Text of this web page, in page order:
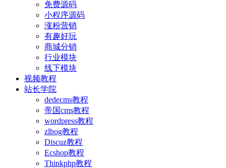
免费源码
小程序源码
涨粉营销
有趣好玩
商城分销
行业模块
线下模块
视频教程
站长学院
dedecms教程
帝国cms教程
wordpress教程
zlbog教程
Discuz教程
Ecshop教程
Thinkphp教程